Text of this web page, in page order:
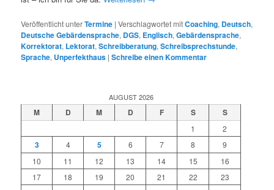
Veröffentlicht unterTermine |Verschlagwortet mitCoaching, Deutsch,
Deutsche Gebärdensprache, DGS, Englisch,Gebärdensprache,
Korrektorat, Lektorat,Schreibberatung,Schreibsprechstunde,
Sprache, Unperfekthaus |Schreibe einen Kommentar
AUGUST 2026
M D M D F S S
1 2
3 4 5 6 7 8
9
10
11 12 13 14 15
16
17
18 19 20 21 22
23